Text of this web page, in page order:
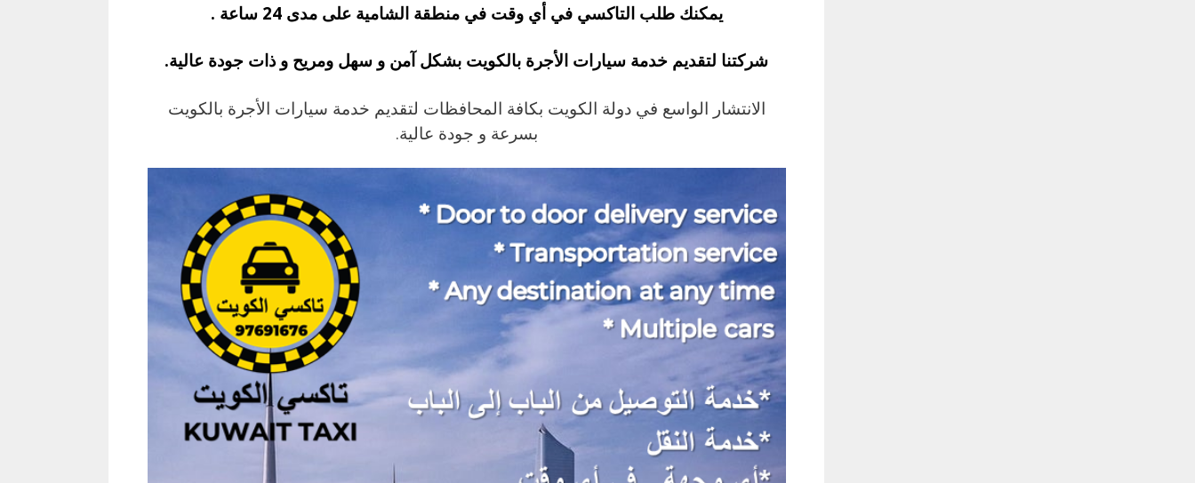
يمكنك طلب التاكسي في أي وقت في منطقة الشامية على مدى 24 ساعة .
شركتنا لتقديم خدمة سيارات الأجرة بالكويت بشكل آمن و سهل ومريح و ذات جودة عالية.
الانتشار الواسع في دولة الكويت بكافة المحافظات لتقديم خدمة سيارات الأجرة بالكويت
بسرعة و جودة عالية.